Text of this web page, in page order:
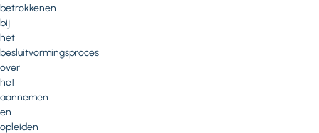
betrokkenen
bij
het
besluitvormingsproces
over
het
aannemen
en
opleiden